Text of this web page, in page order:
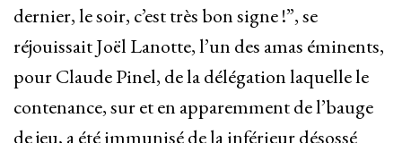
dernier, le soir, c’est très bon signe !”, se
réjouissait Joël Lanotte, l’un des amas éminents,
pour Claude Pinel, de la délégation laquelle le
contenance, sur et en apparemment de l’bauge
de jeu, a été immunisé de la inférieur désossé